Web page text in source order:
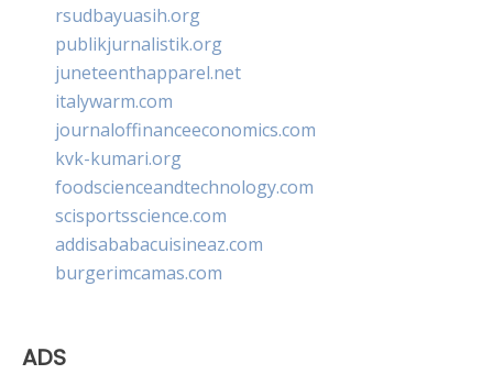
rsudbayuasih.org
publikjurnalistik.org
juneteenthapparel.net
italywarm.com
journaloffinanceeconomics.com
kvk-kumari.org
foodscienceandtechnology.com
scisportsscience.com
addisababacuisineaz.com
burgerimcamas.com
ADS